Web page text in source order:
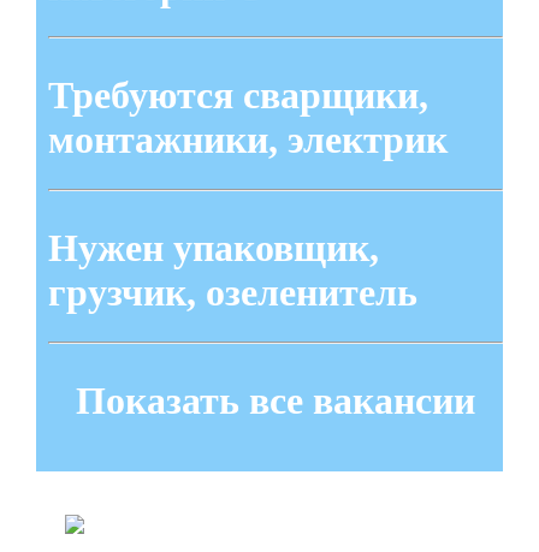
Требуются сварщики,
монтажники, электрик
Нужен упаковщик,
грузчик, озеленитель
Показать все вакансии